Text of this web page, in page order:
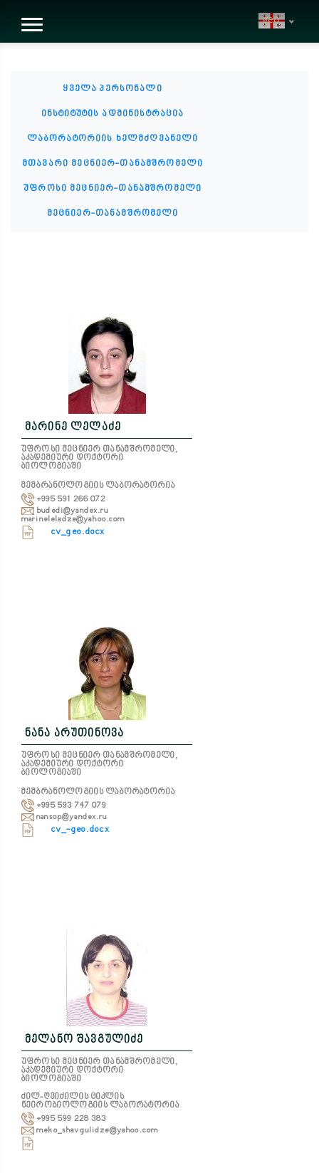
geo
ყველა პერსონალი
ინსტიტუტის ადმინისტრაცია
ლაბორატორიის ხელმძღვანელი
მთავარი მეცნიერ-თანამშრომელი
უფროსი მეცნიერ-თანამშრომელი
მეცნიერ-თანამშრომელი
მარინე ლელაძე
უფროსი მეცნიერ თანამშრომელი,
აკადემიური დოქტორი
ბიოლოგიაში
მემბრანოლოგიის ლაბორატორია
+995 591 266 072
budedi@yandex.ru
marineleladze@yahoo.com
cv_geo.docx
ნანა არუთინოვა
უფროსი მეცნიერ თანამშრომელი,
აკადემიური დოქტორი
ბიოლოგიაში
მემბრანოლოგიის ლაბორატორია
+995 593 747 079
nansop@yandex.ru
cv_-geo.docx
მელანო შავგულიძე
უფროსი მეცნიერ თანამშრომელი,
აკადემიური დოქტორი
ბიოლოგიაში
ძილ-ღვიძილის ციკლის
ნეირობიოლოგიის ლაბორატორია
+995 599 228 383
meko_shavgulidze@yahoo.com